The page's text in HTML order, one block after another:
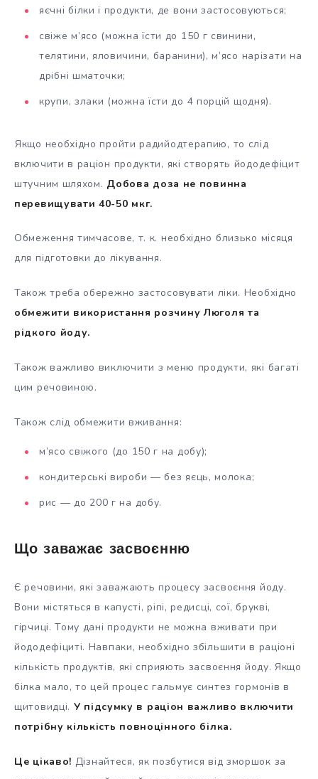
яєчні білки і продукти, де вони застосовуються;
свіже м’ясо (можна їсти до 150 г свинини,
телятини, яловичини, баранини), м’ясо нарізати на
дрібні шматочки;
крупи, злаки (можна їсти до 4 порцій щодня).
Якщо необхідно пройти радийодтерапию, то слід
включити в раціон продукти, які створять йододефіцит
штучним шляхом. Добова доза не повинна
перевищувати 40-50 мкг.
Обмеження тимчасове, т. к. необхідно близько місяця
для підготовки до лікування.
Також треба обережно застосовувати ліки. Необхідно
обмежити використання розчину Люголя та
рідкого йоду.
Також важливо виключити з меню продукти, які багаті
цим речовиною.
Також слід обмежити вживання:
м’ясо свіжого (до 150 г на добу);
кондитерські вироби — без яєць, молока;
рис — до 200 г на добу.
Що заважає засвоєнню
Є речовини, які заважають процесу засвоєння йоду.
Вони містяться в капусті, ріпі, редисці, сої, брукві,
гірчиці. Тому дані продукти не можна вживати при
йододефіциті. Навпаки, необхідно збільшити в раціоні
кількість продуктів, які сприяють засвоєння йоду. Якщо
білка мало, то цей процес гальмує синтез гормонів в
щитовидці. У підсумку в раціон важливо включити
потрібну кількість повноцінного білка.
Це цікаво! Дізнайтеся, як позбутися від зморшок за